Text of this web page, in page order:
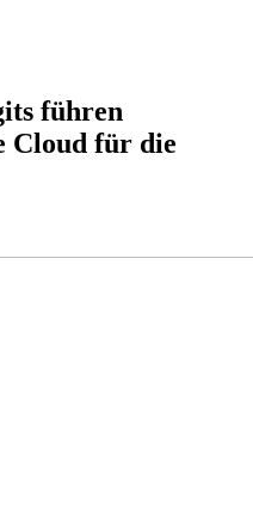
führen
Cloud für die